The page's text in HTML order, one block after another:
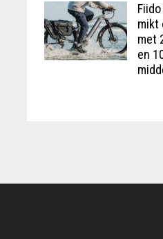
mikt
met
en